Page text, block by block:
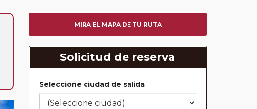
MIRA EL MAPA DE TU RUTA
Solicitud de reserva
Seleccione ciudad de salida